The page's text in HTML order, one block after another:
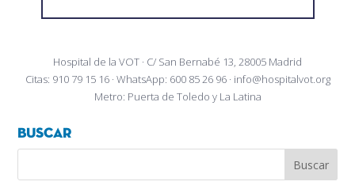
Hospital de la VOT · C/ San Bernabé 13, 28005 Madrid
Citas: 910 79 15 16 · WhatsApp: 600 85 26 96 · info@hospitalvot.org
Metro: Puerta de Toledo y La Latina
Buscar